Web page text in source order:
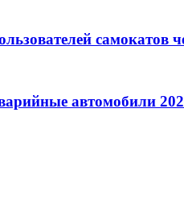
самокатов
автомобили